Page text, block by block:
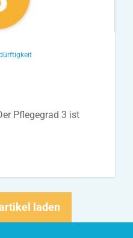
Pflegegrad 3 ist
laden